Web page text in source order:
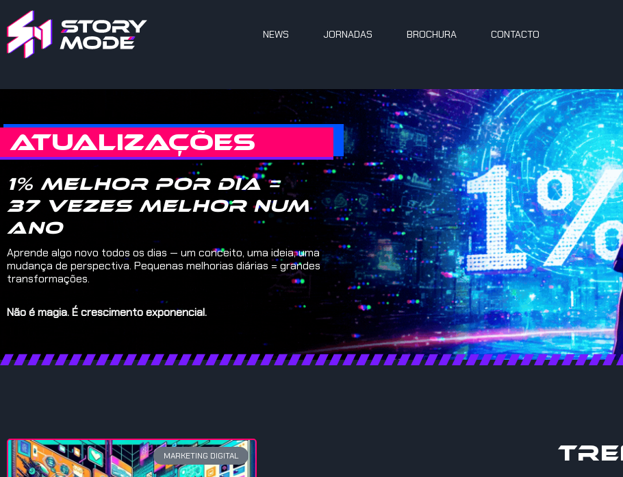
NEWS JORNADAS BROCHURA CONTACTO
ATUALIZAÇÕES
1% melhor por dia =
37 vezes melhor num
ano
Aprende algo novo todos os dias — um conceito, uma ideia, uma
mudança de perspectiva. Pequenas melhorias diárias = grandes
transformações.
Não é magia. É crescimento exponencial.
MARKETING DIGITAL